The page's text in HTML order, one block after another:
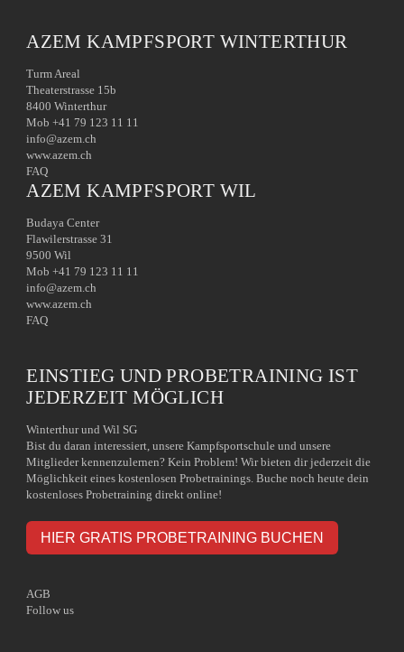
AZEM KAMPFSPORT WINTERTHUR
Turm Areal
Theaterstrasse 15b
8400 Winterthur
Mob +41 79 123 11 11
info@azem.ch
www.azem.ch
FAQ
AZEM KAMPFSPORT WIL
Budaya Center
Flawilerstrasse 31
9500 Wil
Mob +41 79 123 11 11
info@azem.ch
www.azem.ch
FAQ
EINSTIEG UND PROBETRAINING IST
JEDERZEIT MÖGLICH
Winterthur und Wil SG
Bist du daran interessiert, unsere Kampfsportschule und unsere
Mitglieder kennenzulernen? Kein Problem! Wir bieten dir jederzeit die
Möglichkeit eines kostenlosen Probetrainings. Buche noch heute dein
kostenloses Probetraining direkt online!
HIER GRATIS PROBETRAINING BUCHEN
AGB
Follow us